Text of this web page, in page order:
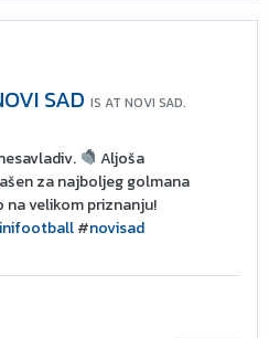
SAD IS AT NOVI SAD.
Aljoša
za najboljeg golmana
na velikom priznanju!
#novisad